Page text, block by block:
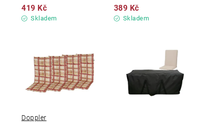
Skladem
419 Kč
Skladem
389 Kč
Doppler